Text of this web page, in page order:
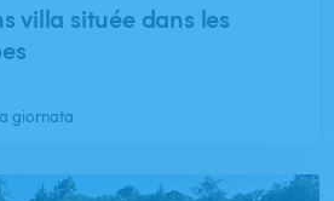
villa située dans les
giornata